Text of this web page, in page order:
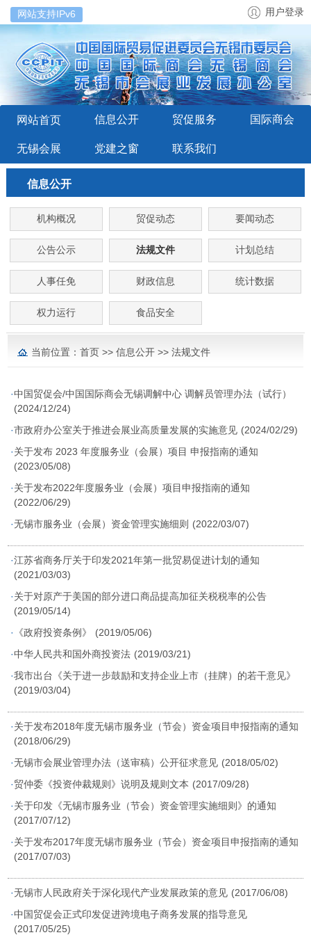
网站支持IPv6 用户登录
网站首页 信息公开 贸促服务 国际商会
无锡会展 党建之窗 联系我们
信息公开
机构概况 贸促动态 要闻动态
公告公示 法规文件 计划总结
人事任免 财政信息 统计数据
权力运行 食品安全
当前位置： 首页>> 信息公开>> 法规文件
·中国贸促会/中国国际商会无锡调解中心 调解员管理办法（试行）
(2024/12/24)
·市政府办公室关于推进会展业高质量发展的实施意见 (2024/02/29)
·关于发布 2023 年度服务业（会展）项目 申报指南的通知
(2023/05/08)
·关于发布2022年度服务业（会展）项目申报指南的通知
(2022/06/29)
·无锡市服务业（会展）资金管理实施细则 (2022/03/07)
·江苏省商务厅关于印发2021年第一批贸易促进计划的通知​
(2021/03/03)
·关于对原产于美国的部分进口商品提高加征关税税率的公告
(2019/05/14)
·
《政府投资条例》
(2019/05/06)
·中华人民共和国外商投资法 (2019/03/21)
·我市出台《关于进一步鼓励和支持企业上市（挂牌）的若干意见》
(2019/03/04)
·关于发布2018年度无锡市服务业（节会）资金项目申报指南的通知
(2018/06/29)
·无锡市会展业管理办法（送审稿）公开征求意见 (2018/05/02)
·贸仲委《投资仲裁规则》说明及规则文本 (2017/09/28)
·关于印发《无锡市服务业（节会）资金管理实施细则》的通知
(2017/07/12)
·关于发布2017年度无锡市服务业（节会）资金项目申报指南的通知
(2017/07/03)
·无锡市人民政府关于深化现代产业发展政策的意见 (2017/06/08)
·中国贸促会正式印发促进跨境电子商务发展的指导意见
(2017/05/25)